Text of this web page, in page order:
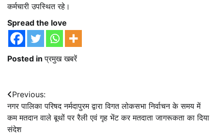
कर्मचारी उपस्थित रहे।
Spread the love
Posted inप्रमुख खबरें
Post
navigation
Previous:
नगर पालिका परिषद नर्मदापुरम द्वारा विगत लोकसभा निर्वाचन के समय में
कम मतदान वाले बूथों पर रैली एवं गृह भेंट कर मतदाता जागरूकता का दिया
संदेश